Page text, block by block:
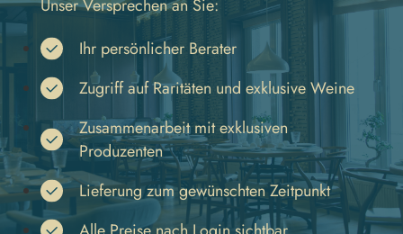
Unser Versprechen an Sie:
Ihr persönlicher Berater
Zugriff auf Raritäten und exklusive Weine
Zusammenarbeit mit exklusiven
Produzenten
Lieferung zum gewünschten Zeitpunkt